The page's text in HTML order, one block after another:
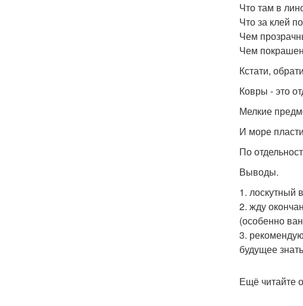
Что там в
Что за клей
Чем
Чем
Кстати,
Ковры - это
Мелкие
И море
По
Выводы.
1. лоскутный
2. жду
(особенно
3.
будущее
Ещё читайте